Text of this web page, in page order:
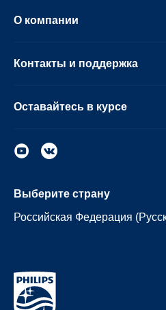
О компании
Контакты и поддержка
Оставайтесь в курсе
Выберите страну
Российская Федерация